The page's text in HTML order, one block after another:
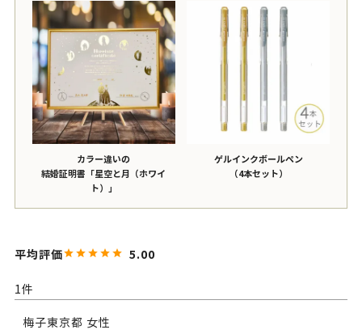
カラー違いの
結婚証明書「星空と月（ホワイ
ト）」
ゲルインクボールペン
（4本セット）
5.00
1
梅子東京都 女性